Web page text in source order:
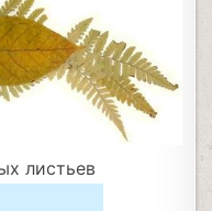
листьев